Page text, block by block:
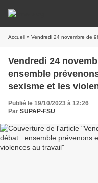
Accueil » Vendredi 24 novembre de 9h à 12h, café
Vendredi 24
ensemble
sexisme et les
Publié le 19/10/2023 à 12:26
Par SUPAP-FSU